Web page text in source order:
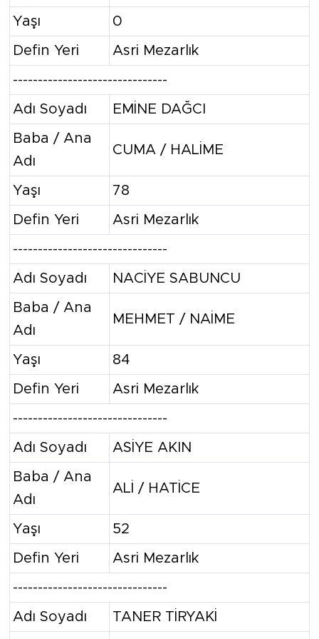
Yaşı 0
Defin Yeri Asri Mezarlık
-------------------------------
Adı Soyadı EMİNE DAĞCI
Baba / Ana
Adı
CUMA / HALİME
Yaşı 78
Defin Yeri Asri Mezarlık
-------------------------------
Adı Soyadı NACİYE SABUNCU
Baba / Ana
Adı
MEHMET / NAİME
Yaşı 84
Defin Yeri Asri Mezarlık
-------------------------------
Adı Soyadı ASİYE AKIN
Baba / Ana
Adı
ALİ / HATİCE
Yaşı 52
Defin Yeri Asri Mezarlık
-------------------------------
Adı Soyadı TANER TİRYAKİ